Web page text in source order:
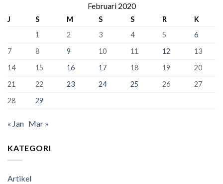
Dunia!
Kursi
Baru
388
Kelas
SMAN
Bandung
Lulus
100%
Februari 2020
J S M S S R
K
1
2 3 4 5
6
7
8 9 10 11 12
13
14
15 16 17 18 19
20
21
22 23 24 25 26
27
28
29
« Jan Mar »
KATEGORI
Artikel